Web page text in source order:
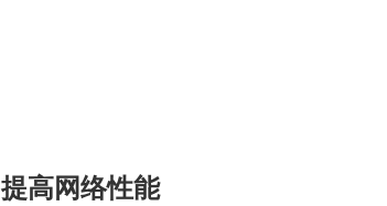
提高网络性能